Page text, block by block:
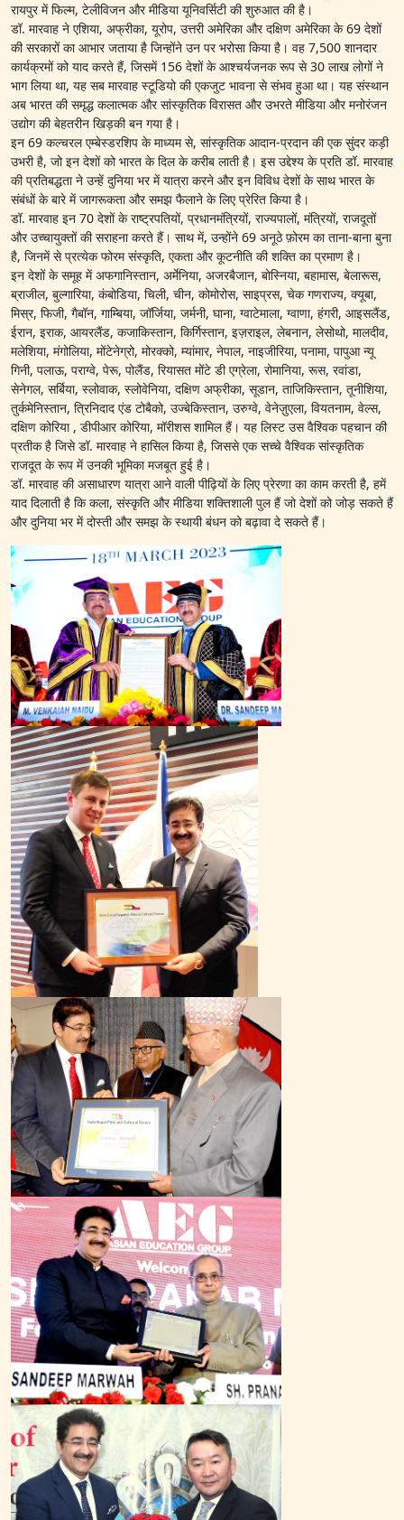
रायपुर में फिल्म, टेलीविजन और मीडिया यूनिवर्सिटी की शुरुआत की है।
डॉ. मारवाह ने एशिया, अफ्रीका, यूरोप, उत्तरी अमेरिका और दक्षिण अमेरिका के 69 देशों
की सरकारों का आभार जताया है जिन्होंने उन पर भरोसा किया है। वह 7,500 शानदार
कार्यक्रमों को याद करते हैं, जिसमें 156 देशों के आश्चर्यजनक रूप से 30 लाख लोगों ने
भाग लिया था, यह सब मारवाह स्टूडियो की एकजुट भावना से संभव हुआ था। यह संस्थान
अब भारत की समृद्ध कलात्मक और सांस्कृतिक विरासत और उभरते मीडिया और मनोरंजन
उद्योग की बेहतरीन खिड़की बन गया है।
इन 69 कल्चरल एम्बेस्डरशिप के माध्यम से, सांस्कृतिक आदान-प्रदान की एक सुंदर कड़ी
उभरी है, जो इन देशों को भारत के दिल के करीब लाती है। इस उद्देश्य के प्रति डॉ. मारवाह
की प्रतिबद्धता ने उन्हें दुनिया भर में यात्रा करने और इन विविध देशों के साथ भारत के
संबंधों के बारे में जागरूकता और समझ फैलाने के लिए प्रेरित किया है।
डॉ. मारवाह इन 70 देशों के राष्ट्रपतियों, प्रधानमंत्रियों, राज्यपालों, मंत्रियों, राजदूतों
और उच्चायुक्तों की सराहना करते हैं। साथ में, उन्होंने 69 अनूठे फ़ोरम का ताना-बाना बुना
है, जिनमें से प्रत्येक फोरम संस्कृति, एकता और कूटनीति की शक्ति का प्रमाण है।
इन देशों के समूह में अफगानिस्तान, अर्मेनिया, अजरबैजान, बोस्निया, बहामास, बेलारूस,
ब्राजील, बुल्गारिया, कंबोडिया, चिली, चीन, कोमोरोस, साइप्रस, चेक गणराज्य, क्यूबा,
मिस्र, फिजी, गैबॉन, गाम्बिया, जॉर्जिया, जर्मनी, घाना, ग्वाटेमाला, ग्वाणा, हंगरी, आइसलैंड,
ईरान, इराक, आयरलैंड, कजाकिस्तान, किर्गिस्तान, इज़राइल, लेबनान, लेसोथो, मालदीव,
मलेशिया, मंगोलिया, मोंटेनेग्रो, मोरक्को, म्यांमार, नेपाल, नाइजीरिया, पनामा, पापुआ न्यू
गिनी, पलाऊ, पराग्वे, पेरू, पोलैंड, रियासत मोंटे डी एग्रेला, रोमानिया, रूस, रवांडा,
सेनेगल, सर्बिया, स्लोवाक, स्लोवेनिया, दक्षिण अफ्रीका, सूडान, ताजिकिस्तान, तूनीशिया,
तुर्कमेनिस्तान, त्रिनिदाद एंड टोबैको, उज्बेकिस्तान, उरुग्वे, वेनेज़ुएला, वियतनाम, वेल्स,
दक्षिण कोरिया , डीपीआर कोरिया, मॉरीशस शामिल हैं। यह लिस्ट उस वैश्विक पहचान की
प्रतीक है जिसे डॉ. मारवाह ने हासिल किया है, जिससे एक सच्चे वैश्विक सांस्कृतिक
राजदूत के रूप में उनकी भूमिका मजबूत हुई है।
डॉ. मारवाह की असाधारण यात्रा आने वाली पीढ़ियों के लिए प्रेरणा का काम करती है, हमें
याद दिलाती है कि कला, संस्कृति और मीडिया शक्तिशाली पुल हैं जो देशों को जोड़ सकते हैं
और दुनिया भर में दोस्ती और समझ के स्थायी बंधन को बढ़ावा दे सकते हैं।